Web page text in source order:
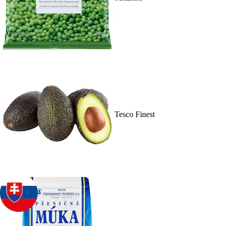
Tesco Finest